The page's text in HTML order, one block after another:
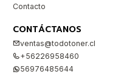
Contacto
CONTÁCTANOS
ventas@todotoner.cl
+56226958460
56976485644